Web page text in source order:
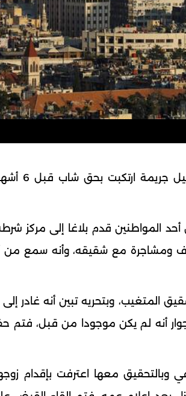
كشف مركز
أحد المواطنين قدم بلاغا إلى مركز
منذ حوالي 6 أشهر بعد خلاف ومشاجرة مع شقيقه،
أنه لم يكن موجودا من قبل، فتم
وبالتحقيق معها اعترفت بإقدام